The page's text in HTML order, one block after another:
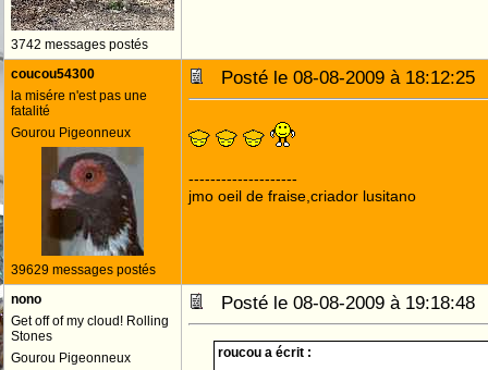
3742 messages postés
coucou54300
la misére n'est pas une
fatalité
Gourou Pigeonneux
39629 messages postés
Posté le 08-08-2009 à
--------------------
jmo oeil de fraise,criador lusitano
nono
Get off of my cloud! Rolling
Stones
Gourou Pigeonneux
Posté le 08-08-2009 à
roucou a écrit :